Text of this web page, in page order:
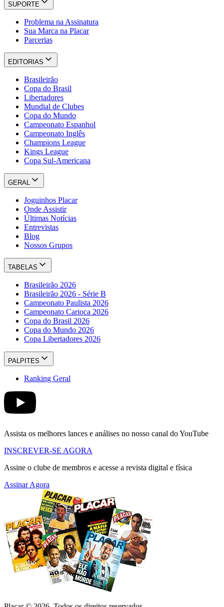
SUPORTE
Problema na Assinatura
Sua Marca na Placar
Parcerias
EDITORIAS
Brasileirão
Copa do Brasil
Libertadores
Mundial de Clubes
Copa do Mundo
Campeonato Espanhol
Campeonato Inglês
Champions League
Kings League
Copa Sul-Americana
GERAL
Joguinhos Placar
Onde Assistir
Últimas Notícias
Entrevistas
Blog
Nossos Grupos
TABELAS
Brasileirão 2026
Brasileirão 2026 - Série B
Campeonato Paulista 2026
Campeonato Carioca 2026
Copa do Brasil 2026
Copa do Mundo 2026
Copa Libertadores 2026
PALPITES
Ranking Geral
Assista os melhores lances e análises no nosso canal do YouTube
INSCREVER-SE AGORA
Assine o clube de membros e acesse a revista digital e física
Assinar Agora